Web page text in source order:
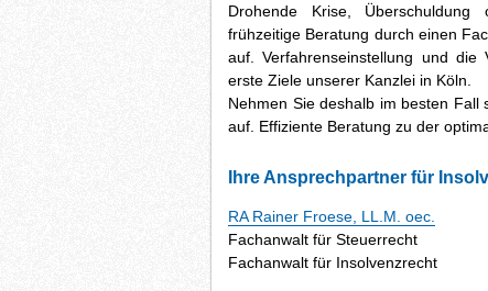
Drohende Krise,
frühzeitige Beratung durch einen
auf. Verfahrenseinstellung und die
erste Ziele unserer Kanzlei in Köln.
Nehmen Sie deshalb im besten
auf. Effiziente Beratung zu der
Ihre Ansprechpartner für
RA Rainer Froese, LL.M. oec.
Fachanwalt für Steuerrecht
Fachanwalt für Insolvenzrecht